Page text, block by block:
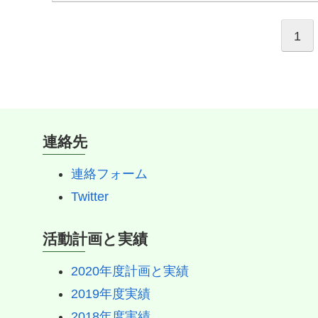
1
連絡先
連絡フォーム
Twitter
活動計画と実績
2020年度計画と実績
2019年度実績